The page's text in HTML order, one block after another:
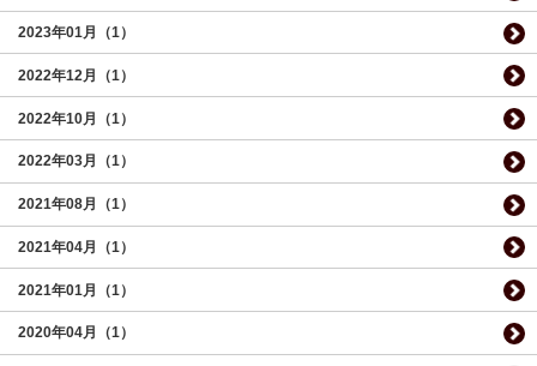
2023年01月（1）
2022年12月（1）
2022年10月（1）
2022年03月（1）
2021年08月（1）
2021年04月（1）
2021年01月（1）
2020年04月（1）